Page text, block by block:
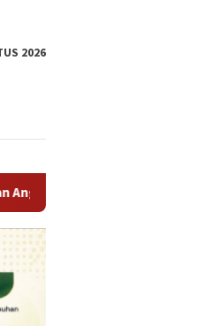
2026
Pernikahan Dini, Pemda